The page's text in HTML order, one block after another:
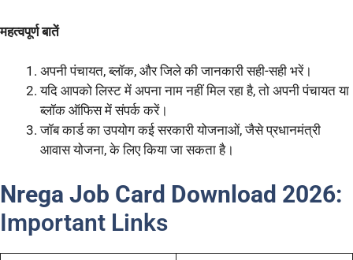
महत्वपूर्ण बातें
अपनी पंचायत, ब्लॉक, और जिले की जानकारी सही-सही भरें।
यदि आपको लिस्ट में अपना नाम नहीं मिल रहा है, तो अपनी पंचायत या
ब्लॉक ऑफिस में संपर्क करें।
जॉब कार्ड का उपयोग कई सरकारी योजनाओं, जैसे प्रधानमंत्री
आवास योजना, के लिए किया जा सकता है।
Nrega Job Card Download 2026:
Important Links